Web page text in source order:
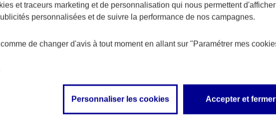
et traceurs marketing et de personnalisation qui nous permettent
personnalisées et de suivre la performance de nos campagnes.
de changer d'avis à tout moment en allant sur "Paramétrer mes
Personnaliser les cookies Accepter et fermer